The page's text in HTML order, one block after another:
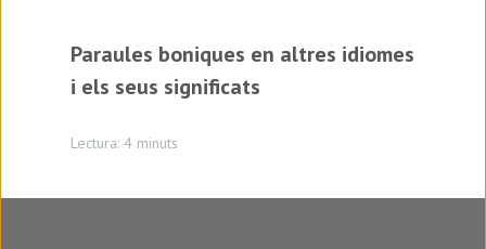
Paraules boniques en altres idiomes
i els seus significats
Lectura: 4 minuts